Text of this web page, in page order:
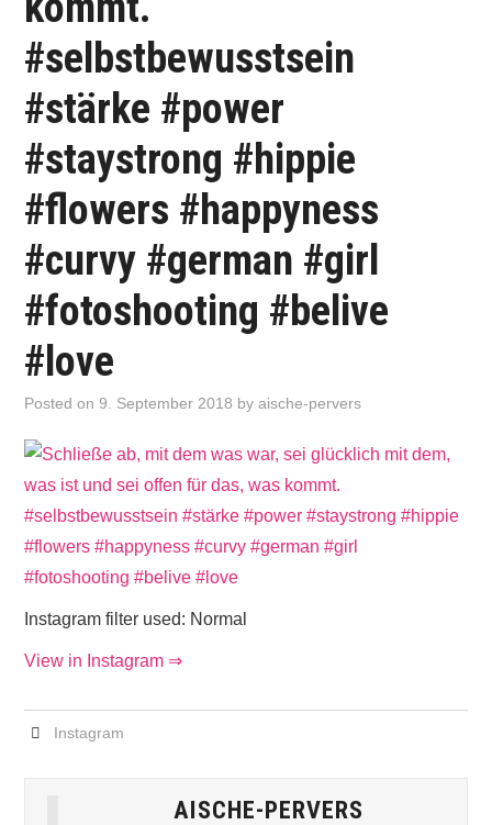
#selbstbewusstsein
#stärke #power
#staystrong #hippie
#flowers #happyness
#curvy #german #girl
#fotoshooting #belive
#love
Posted on9. September 2018 byaische-pervers
Instagram filter used: Normal
View in Instagram ⇒
Instagram
AISCHE-PERVERS